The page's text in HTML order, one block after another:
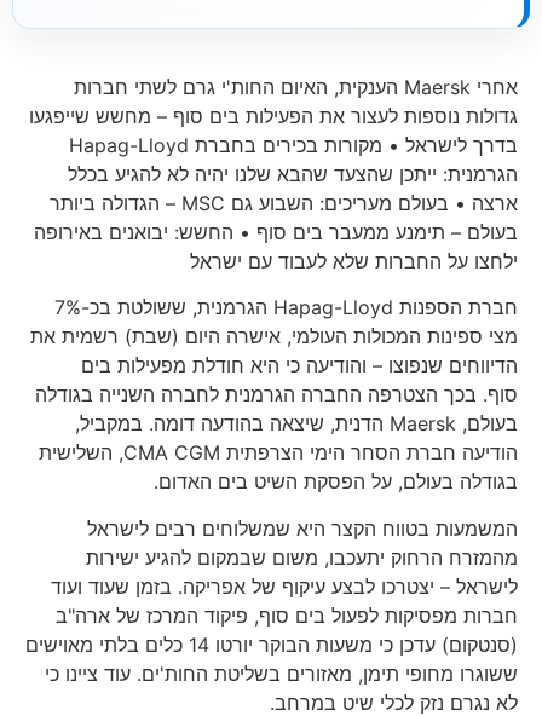
אחרי Maersk הענקית, האיום החות'י גרם לשתי חברות
גדולות נוספות לעצור את הפעילות בים סוף – מחשש שייפגעו
בדרך לישראל • מקורות בכירים בחברת Hapag-Lloyd
הגרמנית: ייתכן שהצעד שהבא שלנו יהיה לא להגיע בכלל
ארצה • בעולם מעריכים: השבוע גם MSC – הגדולה ביותר
בעולם – תימנע ממעבר בים סוף • החשש: יבואנים באירופה
ילחצו על החברות שלא לעבוד עם ישראל
חברת הספנות Hapag-Lloyd הגרמנית, ששולטת בכ-7%
מצי ספינות המכולות העולמי, אישרה היום (שבת) רשמית את
הדיווחים שנפוצו – והודיעה כי היא חודלת מפעילות בים
סוף. בכך הצטרפה החברה הגרמנית לחברה השנייה בגודלה
בעולם, Maersk הדנית, שיצאה בהודעה דומה. במקביל,
הודיעה חברת הסחר הימי הצרפתית CMA CGM, השלישית
בגודלה בעולם, על הפסקת השיט בים האדום.
המשמעות בטווח הקצר היא שמשלוחים רבים לישראל
מהמזרח הרחוק יתעכבו, משום שבמקום להגיע ישירות
לישראל – יצטרכו לבצע עיקוף של אפריקה. בזמן שעוד ועוד
חברות מפסיקות לפעול בים סוף, פיקוד המרכז של ארה"ב
(סנטקום) עדכן כי משעות הבוקר יורטו 14 כלים בלתי מאוישים
ששוגרו מחופי תימן, מאזורים בשליטת החות'ים. עוד ציינו כי
לא נגרם נזק לכלי שיט במרחב.